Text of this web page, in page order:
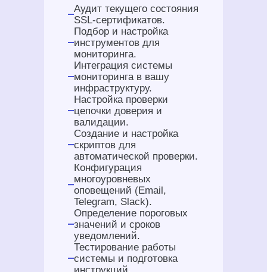
Аудит текущего состояния
SSL-сертификатов.
Подбор и настройка
инструментов для
мониторинга.
Интеграция системы
мониторинга в вашу
инфраструктуру.
Настройка проверки
цепочки доверия и
валидации.
Создание и настройка
скриптов для
автоматической проверки.
Конфигурация
многоуровневых
оповещений (Email,
Telegram, Slack).
Определение пороговых
значений и сроков
уведомлений.
Тестирование работы
системы и подготовка
инструкций.